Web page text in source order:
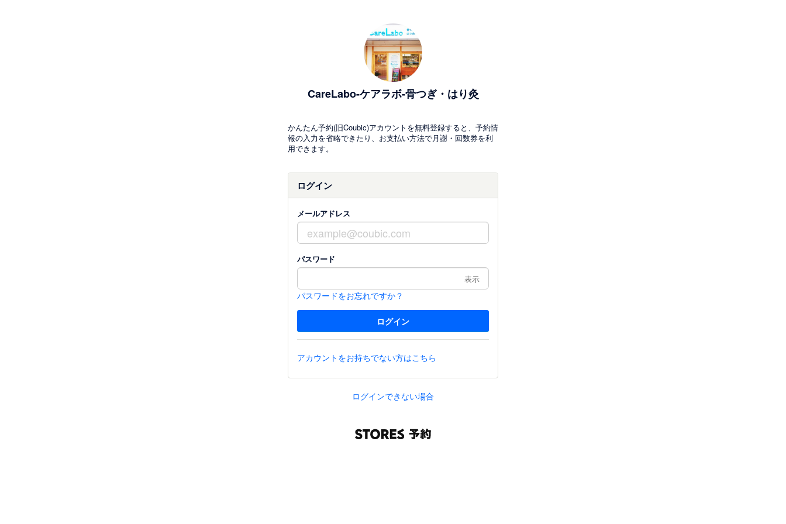
CareLabo-ケアラボ-骨つぎ・はり灸
かんたん予約(旧Coubic)アカウントを無料登録すると、予約情
報の入力を省略できたり、お支払い方法で月謝・回数券を利
用できます。
ログイン
メールアドレス
パスワード
表示
パスワードをお忘れですか？
アカウントをお持ちでない方はこちら
ログインできない場合